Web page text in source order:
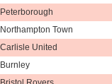
Peterborough
Northampton Town
Carlisle United
Burnley